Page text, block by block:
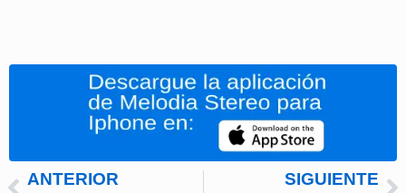
ANTERIOR SIGUIENTE